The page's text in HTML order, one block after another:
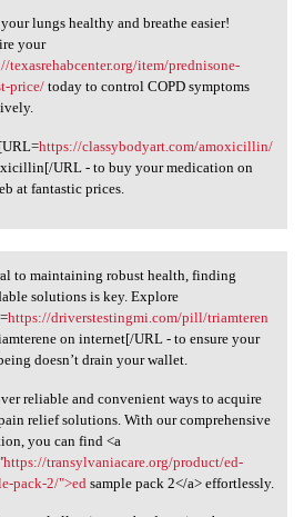
lungs healthy and breathe easier!
your
texasrehabcenter.org/item/prednisone-
price/today to control COPD symptoms
https://classybodyart.com/amoxicillin/
URL - to buy your medication on
at fantastic prices.
to maintaining robust
to maintaining robust health, finding
solutions is key. Explore
https://driverstestingmi.com/pill/triamteren
on internet[/URL - to ensure your
doesn’t drain your wallet.
reliable and convenient ways to acquire
relief solutions. With our comprehensive
you can find <a
https://transylvaniacare.org/product/ed-
pack-2/">ed sample pack 2</a> effortlessly.